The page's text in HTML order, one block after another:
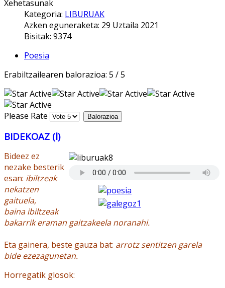
Xehetasunak
Kategoria: LIBURUAK
Azken eguneraketa: 29 Uztaila 2021
Bisitak: 9374
Poesia
Erabiltzailearen balorazioa: 5 /5
Please Rate
BIDEKOAZ (l)
Bideez ez
nezake besterik
esan: ibiltzeak
nekatzen
gaituela,
baina ibiltzeak
bakarrik eraman gaitzakeela noranahi.
Eta gainera, beste gauza bat: arrotz sentitzen garela
bide ezezagunetan.
Horregatik glosok: